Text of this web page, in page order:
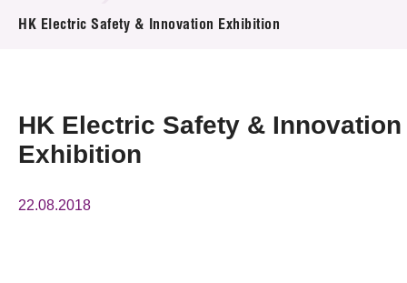
新聞中心
HK Electric Safety & Innovation Exhibition
HK Electric Safety & Innovation
Exhibition
22.08.2018